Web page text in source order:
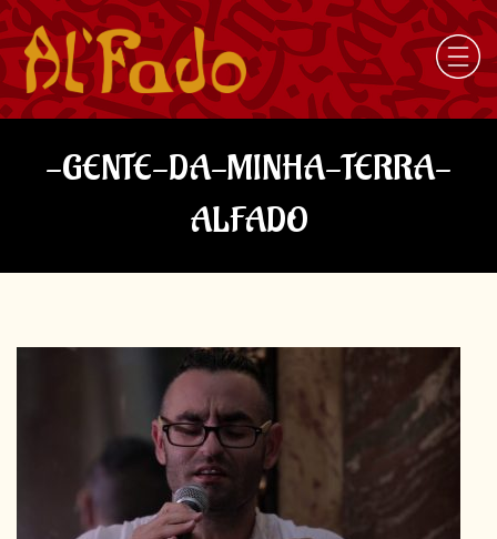
-GENTE-DA-MINHA-TERRA-
ALFADO